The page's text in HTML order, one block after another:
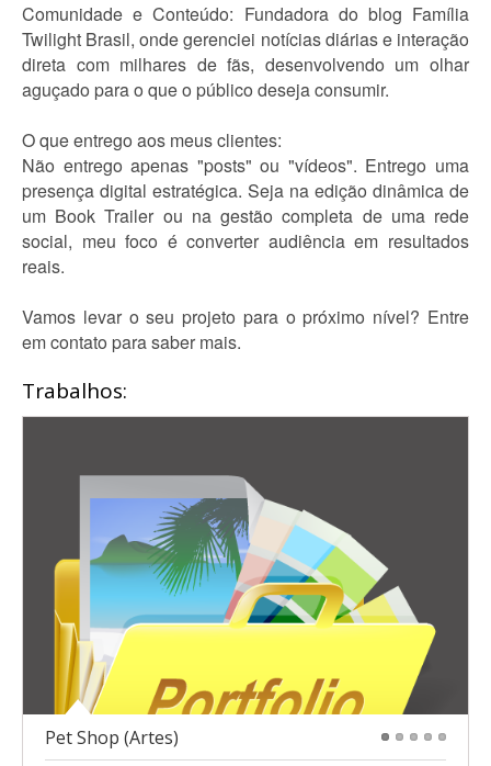
Comunidade e Conteúdo: Fundadora do blog Família
Twilight Brasil, onde gerenciei notícias diárias e interação
direta com milhares de fãs, desenvolvendo um olhar
aguçado para o que o público deseja consumir.
O que entrego aos meus clientes:
Não entrego apenas "posts" ou "vídeos". Entrego uma
presença digital estratégica. Seja na edição dinâmica de
um Book Trailer ou na gestão completa de uma rede
social, meu foco é converter audiência em resultados
reais.
Vamos levar o seu projeto para o próximo nível? Entre
em contato para saber mais.
Trabalhos:
Pet Shop (Artes)